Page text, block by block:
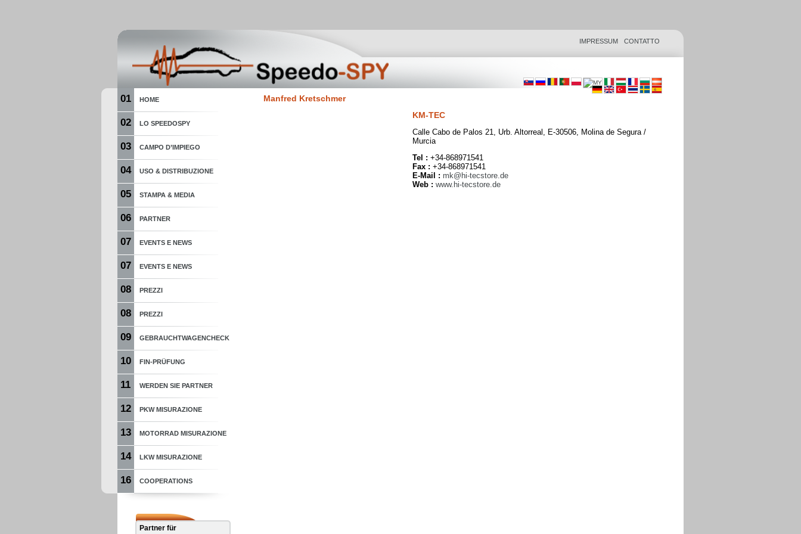
IMPRESSUM CONTATTO
01 HOME
02 LO SPEEDOSPY
03 CAMPO D’IMPIEGO
04 USO & DISTRIBUZIONE
05 STAMPA & MEDIA
06 PARTNER
07 EVENTS E NEWS
07 EVENTS E NEWS
08 PREZZI
08 PREZZI
09 GEBRAUCHTWAGENCHECK
10 FIN-PRÜFUNG
11 WERDEN SIE PARTNER
12 PKW MISURAZIONE
13 MOTORRAD MISURAZIONE
14 LKW MISURAZIONE
16 COOPERATIONS
Partner für
Manfred Kretschmer
KM-TEC
Calle Cabo de Palos 21, Urb. Altorreal, E-30506, Molina de Segura /
Murcia
Tel : +34-868971541
Fax : +34-868971541
E-Mail : mk@hi-tecstore.de
Web : www.hi-tecstore.de